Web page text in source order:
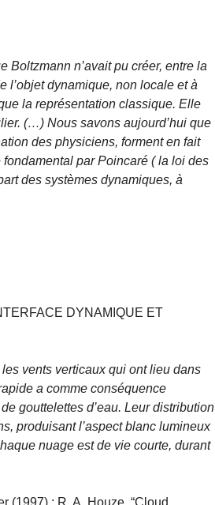
Boltzmann n’avait pu créer, entre la
l’objet dynamique, non locale et à
la représentation classique. Elle
(…) Nous savons aujourd’hui que
des physiciens, forment en fait
par Poincaré ( la loi des
des systèmes dynamiques, à
DYNAMIQUE ET
vents verticaux qui ont lieu dans
a comme conséquence
gouttelettes d’eau. Leur distribution
produisant l’aspect blanc lumineux
nuage est de vie courte, durant